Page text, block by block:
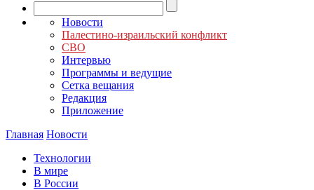
Новости
Палестино-израильский конфликт
СВО
Интервью
Программы и ведущие
Сетка вещания
Редакция
Приложение
Главная Новости
Технологии
В мире
В России